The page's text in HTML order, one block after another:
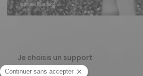
Je choisis un support